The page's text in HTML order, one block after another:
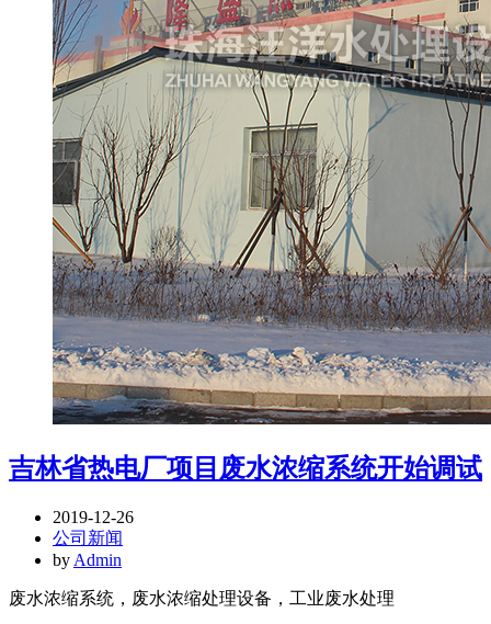
吉林省热电厂项目废水浓缩系统开始调试
2019-12-26
公司新闻
by Admin
废水浓缩系统，废水浓缩处理设备，工业废水处理